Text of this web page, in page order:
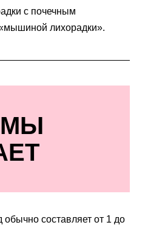
с почечным
лихорадки».
составляет от 1 до